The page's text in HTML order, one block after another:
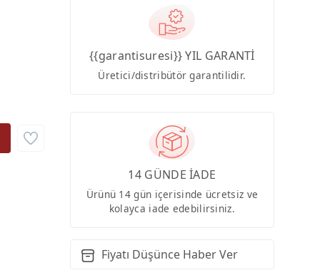
{{garantisuresi}} YIL GARANTİ
Üretici/distribütör garantilidir.
14 GÜNDE İADE
Ürünü 14 gün içerisinde ücretsiz ve
kolayca iade edebilirsiniz.
Fiyatı Düşünce Haber Ver